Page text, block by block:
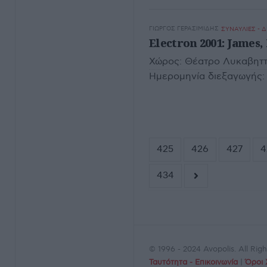
ΓΙΏΡΓΟΣ ΓΕΡΑΣΙΜΊΔΗΣ ΣΥΝΑΥΛΙΕΣ -
Electron 2001:
Χώρος: Θέατρο
Ημερομηνία διεξαγωγής:
425 426 427
434
© 1996 - 2024 Avopolis. All
Ταυτότητα - Επικοινωνία
Όροι